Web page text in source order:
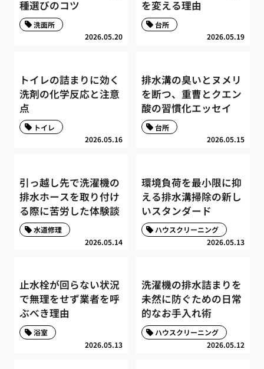
種選びのコツ
2026.05.20
洗面所
を変える理由
2026.05.19
台所
トイレの詰まりに効く
洗剤の化学反応と注意
点
2026.05.16
トイレ
排水溝の臭いとヌメリ
を断つ、重曹とクエン
酸の習慣化エッセイ
2026.05.15
台所
引っ越し先で洗濯機の
排水ホースを取り付け
る際に苦労した体験談
2026.05.14
水道修理
環境負荷を最小限に抑
える排水溝掃除の新し
いスタンダード
2026.05.13
ハウスクリーニング
止水栓が回らない状況
で無理をせず業者を呼
ぶべき理由
2026.05.13
浴室
洗濯機の排水詰まりを
未然に防ぐための日常
的なお手入れ術
2026.05.12
ハウスクリーニング